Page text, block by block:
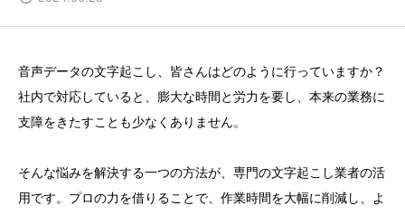
音声データの文字起こし、皆さんはどのように行っていますか？
社内で対応していると、膨大な時間と労力を要し、本来の業務に
支障をきたすことも少なくありません。
そんな悩みを解決する一つの方法が、専門の文字起こし業者の活
用です。プロの力を借りることで、作業時間を大幅に削減し、よ